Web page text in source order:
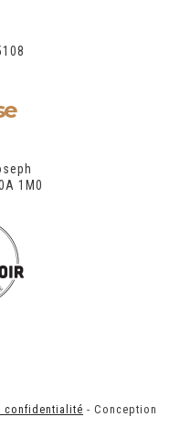
1M0
confidentialité - Conception